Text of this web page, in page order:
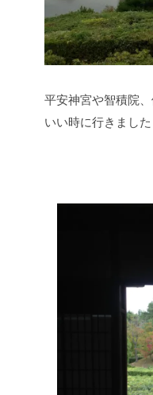
平安神宮や智積院
いい時に行きました